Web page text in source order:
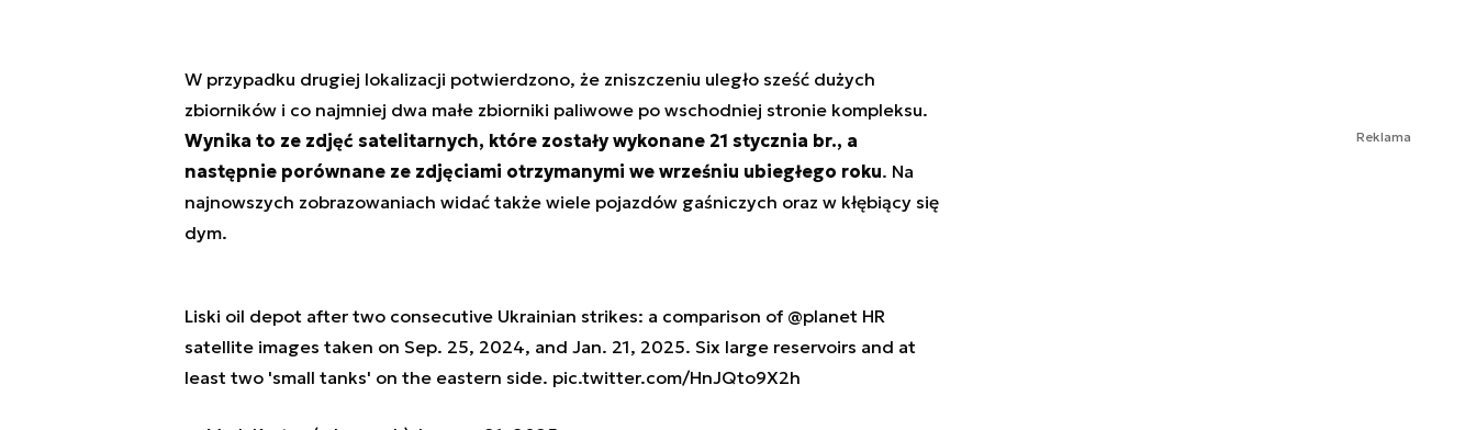
W przypadku drugiej lokalizacji potwierdzono, że zniszczeniu uległo sześć dużych
zbiorników i co najmniej dwa małe zbiorniki paliwowe po wschodniej stronie kompleksu.
Wynika to ze zdjęć satelitarnych, które zostały wykonane 21 stycznia br., a
następnie porównane ze zdjęciami otrzymanymi we wrześniu ubiegłego roku. Na
najnowszych zobrazowaniach widać także wiele pojazdów gaśniczych oraz w kłębiący się
dym.
Liski oil depot after two consecutive Ukrainian strikes: a comparison of @planetHR
satellite images taken on Sep. 25, 2024, and Jan. 21, 2025. Six large reservoirs and at
least two 'small tanks' on the eastern side. pic.twitter.com/HnJQto9X2h
Reklama